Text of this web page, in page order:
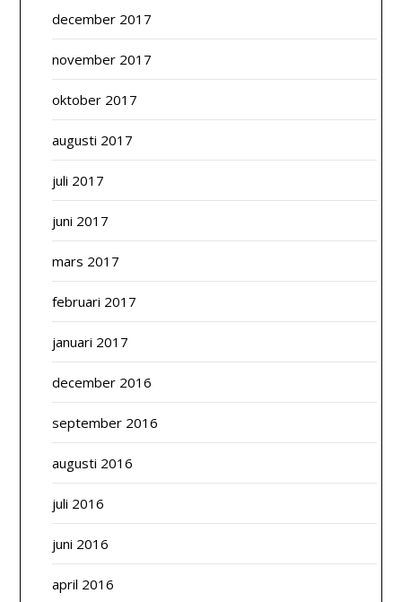
december 2017
november 2017
oktober 2017
augusti 2017
juli 2017
juni 2017
mars 2017
februari 2017
januari 2017
december 2016
september 2016
augusti 2016
juli 2016
juni 2016
april 2016